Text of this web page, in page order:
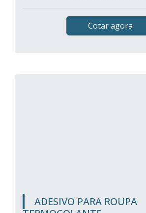
Cotar agora
ADESIVO PARA ROUPA